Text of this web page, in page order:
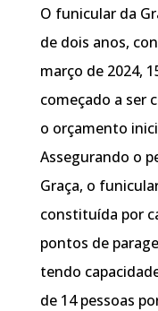
O funicular da
de dois anos,
março de 2024,
começado a ser
o orçamento
Assegurando o
Graça, o
constituída por
pontos de
tendo
de 14 pessoas